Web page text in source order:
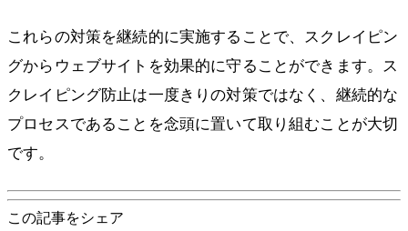
これらの対策を継続的に実施することで、スクレイピン
グからウェブサイトを効果的に守ることができます。ス
クレイピング防止は一度きりの対策ではなく、継続的な
プロセスであることを念頭に置いて取り組むことが大切
です。
この記事をシェア